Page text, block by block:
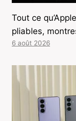
Tout ce
pliables,
6 août 2026